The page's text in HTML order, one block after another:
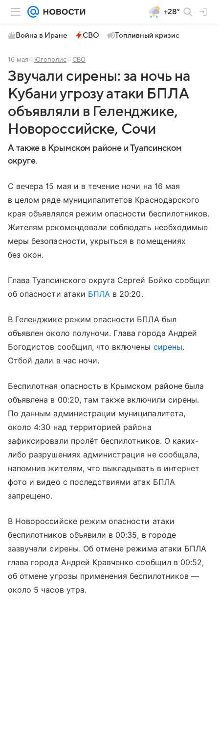
+28°
Война в Иране СВО Топливный кризис
16 мая Югополис СВО
Звучали сирены: за ночь на
Кубани угрозу атаки БПЛА
объявляли в Геленджике,
Новороссийске, Сочи
А также в Крымском районе и Туапсинском
округе.
С вечера 15 мая и в течение ночи на 16 мая
в целом ряде муниципалитетов Краснодарского
края объявлялся режим опасности беспилотников.
Жителям рекомендовали соблюдать необходимые
меры безопасности, укрыться в помещениях
без окон.
Глава Туапсинского округа Сергей Бойко сообщил
об опасности атаки БПЛА в 20:20.
В Геленджике режим опасности БПЛА был
объявлен около полуночи. Глава города Андрей
Богодистов сообщил, что включены сирены.
Отбой дали в час ночи.
Беспилотная опасность в Крымском районе была
объявлена в 00:20, там также включили сирены.
По данным администрации муниципалитета,
около 4:30 над территорией района
зафиксировали пролёт беспилотников. О каких-
либо разрушениях администрация не сообщала,
напомнив жителям, что выкладывать в интернет
фото и видео с последствиями атак БПЛА
запрещено.
В Новороссийске режим опасности атаки
беспилотников объявили в 00:35, в городе
зазвучали сирены. Об отмене режима атаки БПЛА
глава города Андрей Кравченко сообщил в 00:52,
об отмене угрозы применения беспилотников —
около 5 часов утра.